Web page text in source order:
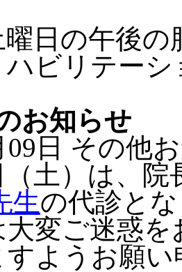
日の午後
ハビリテー
お知らせ
日 その他
（土）は、
生の代診と
大変ご迷惑
ようお願